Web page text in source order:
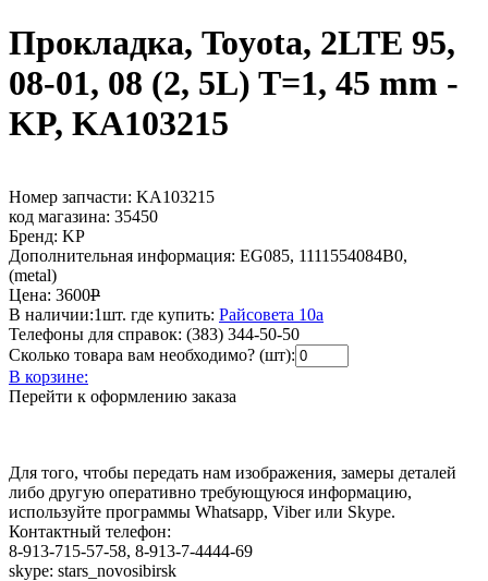
Прокладка, Toyota, 2LTE 95,
08-01, 08 (2, 5L) T=1, 45 mm -
KP, KA103215
Номер запчасти: KA103215
код магазина: 35450
Бренд: KP
Дополнительная информация: EG085, 1111554084B0,
(metal)
Цена: 3600Р
В наличии:1шт. где купить: Райсовета 10а
Телефоны для справок: (383) 344-50-50
Сколько товара вам необходимо? (шт):
В корзине:
Перейти к оформлению заказа
Для того, чтобы передать нам изображения, замеры деталей
либо другую оперативно требующуюся информацию,
используйте программы Whatsapp, Viber или Skype.
Контактный телефон:
8-913-715-57-58, 8-913-7-4444-69
skype: stars_novosibirsk